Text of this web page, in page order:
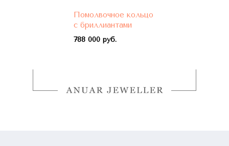
Помолвочное кольцо
с бриллиантами
788 000 руб.